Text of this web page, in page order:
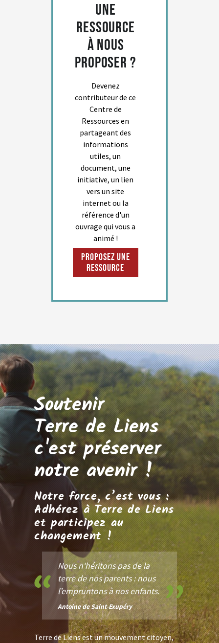
Une
ressource
à nous
proposer ?
Devenez
contributeur de ce
Centre de
Ressources en
partageant des
informations
utiles, un
document, une
initiative, un lien
vers un site
internet ou la
référence d'un
ouvrage qui vous a
animé !
Proposez une
ressource
Soutenir
Terre de Liens
c'est préserver
notre avenir !
Notre force, c’est vous :
Adhérez à Terre de Liens
et participez au
changement !
Nous n’héritons pas de la
terre de nos parents : nous
l’empruntons à nos enfants.
Antoine de Saint-Exupéry
Terre de Liens est un mouvement citoyen,